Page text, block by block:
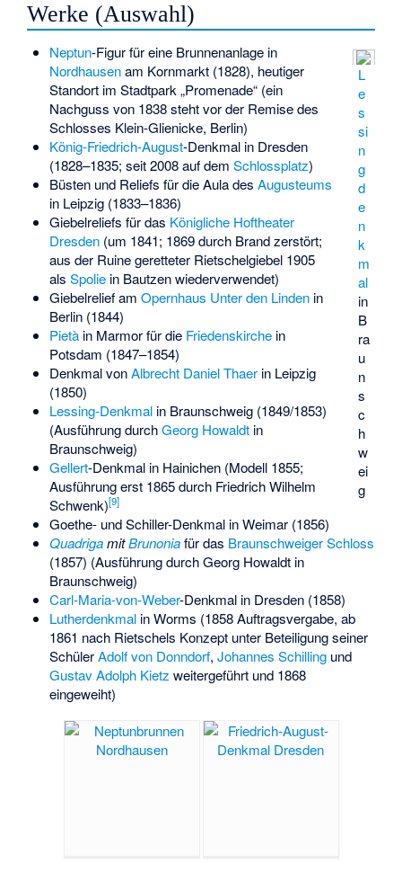
Werke (Auswahl)
L
e
s
si
n
g
d
e
n
k
m
al
in
B
ra
u
n
s
c
h
w
ei
g
Neptun-Figur für eine Brunnenanlage in
Nordhausenam Kornmarkt (1828), heutiger
Standort im Stadtpark „Promenade“ (ein
Nachguss von 1838 steht vor der Remise des
Schlosses Klein-Glienicke, Berlin)
König-Friedrich-August-Denkmal in Dresden
(1828–1835; seit 2008 auf dem Schlossplatz)
Büsten und Reliefs für die Aula des Augusteums
in Leipzig (1833–1836)
Giebelreliefs für das Königliche Hoftheater
Dresden(um 1841; 1869 durch Brand zerstört;
aus der Ruine geretteter Rietschelgiebel1905
als Spoliein Bautzen wiederverwendet)
Giebelrelief am Opernhaus Unter den Lindenin
Berlin (1844)
Pietàin Marmor für die Friedenskirchein
Potsdam (1847–1854)
Denkmal vonAlbrecht Daniel Thaerin Leipzig
(1850)
Lessing-Denkmalin Braunschweig (1849/1853)
(Ausführung durchGeorg Howaldtin
Braunschweig)
Gellert-Denkmal in Hainichen (Modell 1855;
Ausführung erst 1865 durch Friedrich Wilhelm
Schwenk)[9]
Goethe- und Schiller-Denkmalin Weimar (1856)
QuadrigamitBrunoniafür das Braunschweiger Schloss
(1857) (Ausführung durch Georg Howaldt in
Braunschweig)
Carl-Maria-von-Weber-Denkmal in Dresden (1858)
Lutherdenkmalin Worms (1858 Auftragsvergabe, ab
1861 nach Rietschels Konzept unter Beteiligung seiner
SchülerAdolf von Donndorf, Johannes Schillingund
Gustav Adolph Kietz weitergeführt und 1868
eingeweiht)